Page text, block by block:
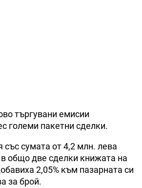
търгувани емисии
големи пакетни сделки.
със сумата от 4,2 млн. лева
общо две сделки книжата на
2,05% към пазарната си
за брой.